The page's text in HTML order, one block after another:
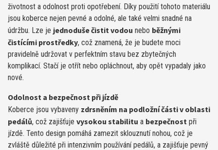
životnost a odolnost proti opotřebení. Díky použití tohoto materiálu
jsou koberce nejen pevné a odolné, ale také velmi snadné na
údržbu. Lze je jednoduše čistit vodou nebo běžnými
čistícími prostředky, což znamená, že je budete moci
pravidelně udržovat v perfektním stavu bez zbytečných
komplikací. Stačí je otřít nebo opláchnout, aby opět vypadaly jako
nové.
Odolnost a bezpečnost při jízdě
Koberce jsou vybaveny zdrsněním na podložní části v oblasti
pedálů, což zajišťuje vysokou stabilitu a bezpečnost při
jízdě. Tento design pomáhá zamezit sklouznutí nohou, což je
zvláště důležité při intenzivním používání pedálů, a zajišťuje pevný